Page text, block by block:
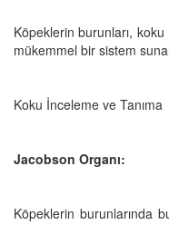
Köpeklerin burunları,
mükemmel bir sistem
Koku İnceleme ve Tanıma
Jacobson Organı:
Köpeklerin burunlarında